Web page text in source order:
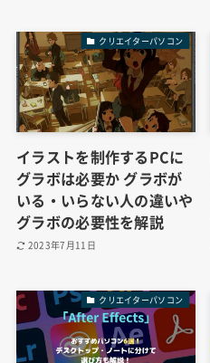
クリエイターパソコン
イラストを制作するPCに
グラボは必要か グラボが
いる・いらない人の違いや
グラボの必要性を解説
2023年7月11日
クリエイターパソコン